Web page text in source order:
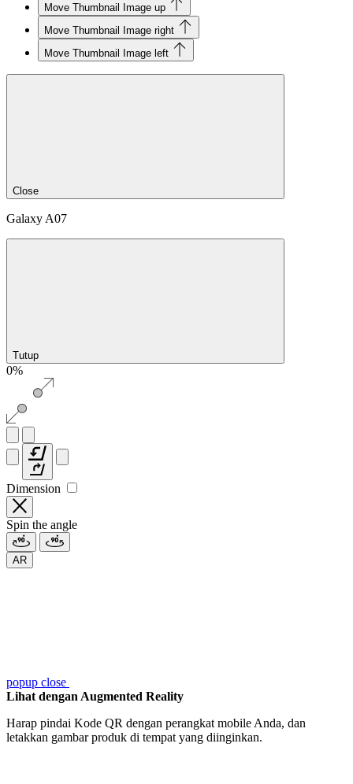
Move Thumbnail Image up
Move Thumbnail Image right
Move Thumbnail Image left
Close
Galaxy A07
Tutup
0%
Dimension
Spin the angle
AR
popup close
Lihat dengan Augmented Reality
Harap pindai Kode QR dengan perangkat mobile Anda, dan
letakkan gambar produk di tempat yang diinginkan.